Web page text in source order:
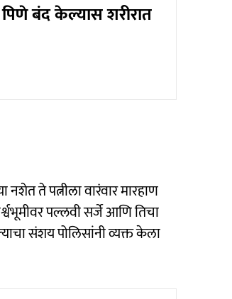
बंद केल्यास शरीरात
ते पत्नीला वारंवार मारहाण
पल्लवी सर्जे आणि तिचा
संशय पोलिसांनी व्यक्त केला